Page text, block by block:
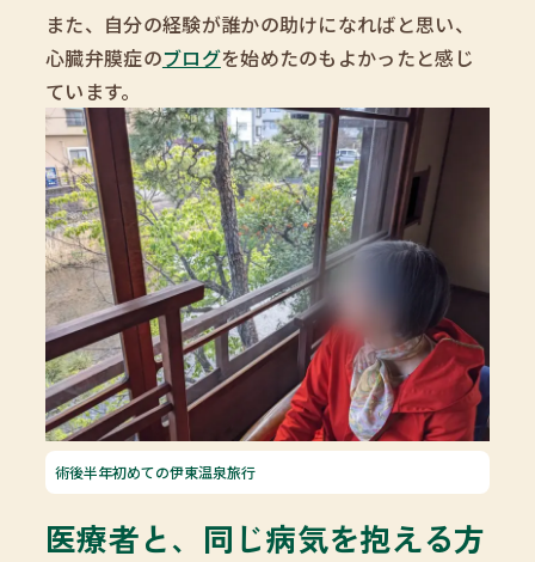
また、自分の経験が誰かの助けになればと思い、
心臓弁膜症のブログを始めたのもよかったと感じ
ています。
術後半年初めての伊東温泉旅行
医療者と、同じ病気を抱える方